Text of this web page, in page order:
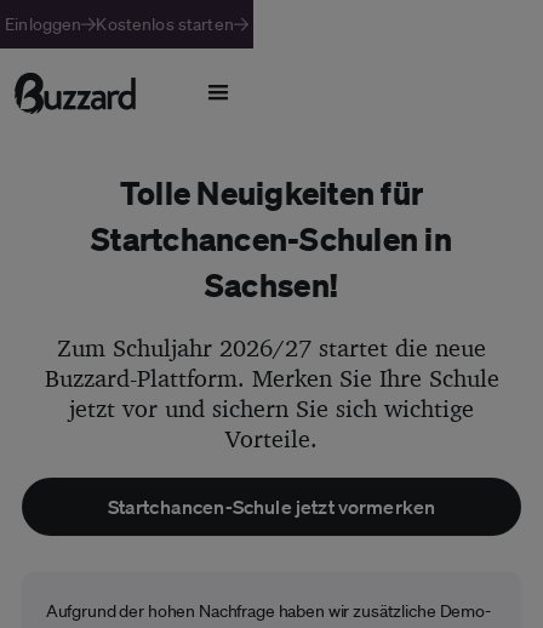
Einloggen Kostenlos starten
Tolle Neuigkeiten für
Startchancen-Schulen in
Sachsen!
Zum Schuljahr 2026/27 startet die neue
Buzzard-Plattform. Merken Sie Ihre Schule
jetzt vor und sichern Sie sich wichtige
Vorteile.
Startchancen-Schule jetzt vormerken
Aufgrund der hohen Nachfrage haben wir zusätzliche Demo-